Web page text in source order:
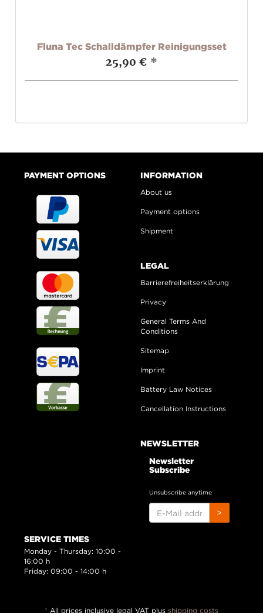
Fluna Tec Schalldämpfer Reinigungsset
25,90 € *
PAYMENT OPTIONS INFORMATION
About us
Payment options
Shipment
LEGAL
Barrierefreiheitserklärung
Privacy
General Terms And
Conditions
Sitemap
Imprint
Battery Law Notices
Cancellation Instructions
NEWSLETTER
Newsletter
Subscribe
Unsubscribe anytime
MAIL
>
SERVICE TIMES
Monday - Thursday: 10:00 -
16:00 h
Friday: 09:00 - 14:00 h
* All prices inclusive legal VAT plus shipping costs